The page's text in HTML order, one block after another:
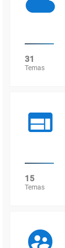
31
Temas
15
Temas